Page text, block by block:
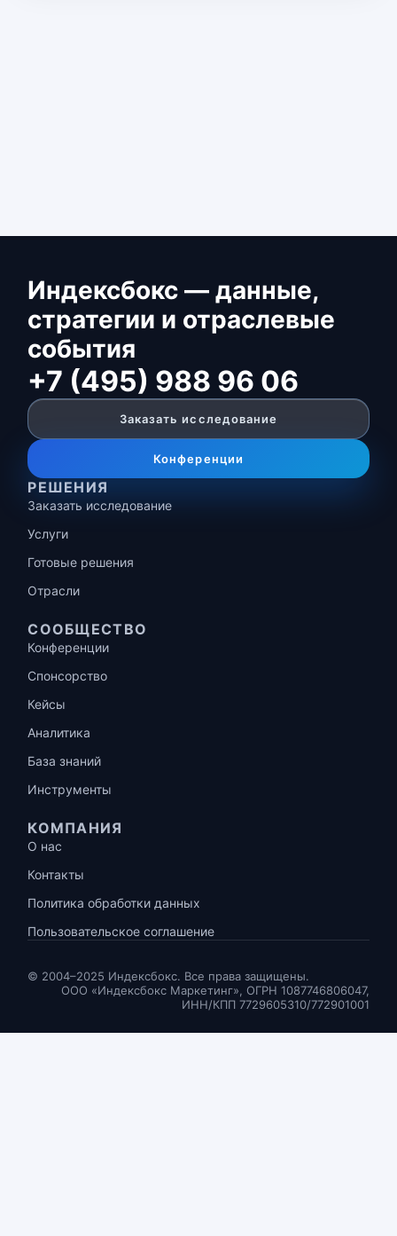
Индексбокс — данные,
стратегии и отраслевые
события
+7 (495) 988 96 06
Заказать исследование
Конференции
РЕШЕНИЯ
Заказать исследование
Услуги
Готовые решения
Отрасли
СООБЩЕСТВО
Конференции
Спонсорство
Кейсы
Аналитика
База знаний
Инструменты
КОМПАНИЯ
О нас
Контакты
Политика обработки данных
Пользовательское соглашение
© 2004–2025 Индексбокс. Все права защищены.
ООО «Индексбокс Маркетинг», ОГРН 1087746806047,
ИНН/КПП 7729605310/772901001